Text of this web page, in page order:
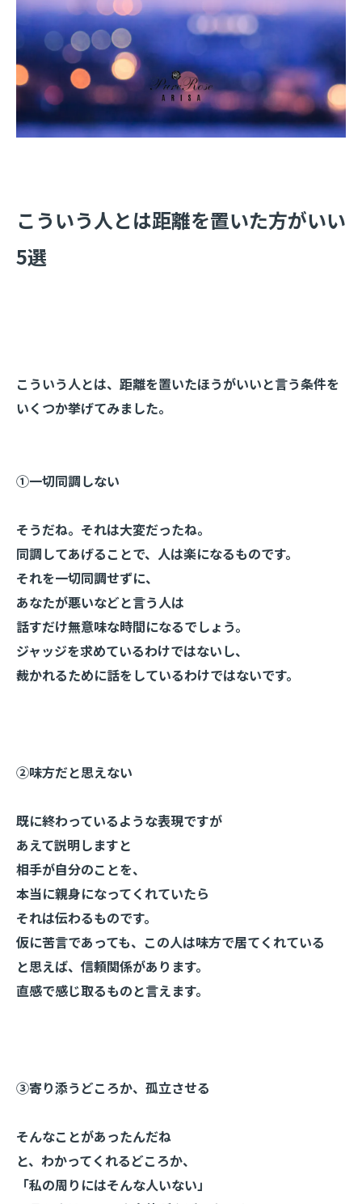
​こういう人とは距離を置いた方がいい
5選
こういう人とは、距離を置いたほうがいいと言う条件を
いくつか挙げてみました。
①一切同調しない
そうだね。それは大変だったね。
同調してあげることで、人は楽になるものです。
それを一切同調せずに、
あなたが悪いなどと言う人は
話すだけ無意味な時間になるでしょう。
ジャッジを求めているわけではないし、
裁かれるために話をしているわけではないです。
②味方だと思えない
既に終わっているような表現ですが
あえて説明しますと
相手が自分のことを、
本当に親身になってくれていたら
それは伝わるものです。
仮に苦言であっても、この人は味方で居てくれている
と思えば、信頼関係があります。
直感で感じ取るものと言えます。
③寄り添うどころか、孤立させる
そんなことがあったんだね
と、わかってくれるどころか、
「私の周りにはそんな人いない」